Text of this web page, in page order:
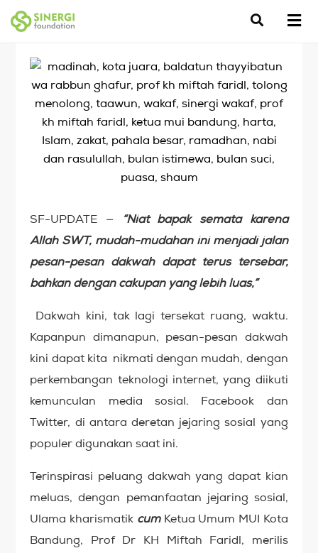
SF-UPDATE —
“Niat bapak semata karena
Allah SWT, mudah-mudahan ini menjadi jalan
pesan-pesan dakwah dapat terus tersebar,
bahkan dengan cakupan yang lebih luas,”
Dakwah kini, tak lagi tersekat ruang, waktu.
Kapanpun dimanapun, pesan-pesan dakwah
kini dapat kita nikmati dengan mudah, dengan
perkembangan teknologi internet, yang diikuti
kemunculan media sosial. Facebook dan
Twitter, di antara deretan jejaring sosial yang
populer digunakan saat ini.
Terinspirasi peluang dakwah yang dapat kian
meluas, dengan pemanfaatan jejaring sosial,
Ulama kharismatik cumKetua Umum MUI Kota
Bandung, Prof Dr KH Miftah Faridl, merilis